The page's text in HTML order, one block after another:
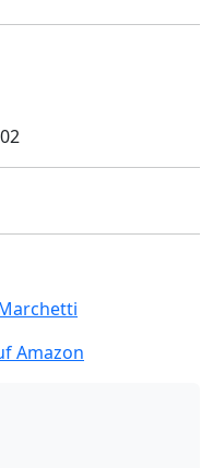
Amazon